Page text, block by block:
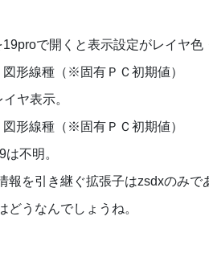
で開くと表示設定がレイヤ色
形線種（※固有ＰＣ初期値）
ヤ表示。
形線種（※固有ＰＣ初期値）
不明。
報を引き継ぐ拡張子はzsdxのみ
どうなんでしょうね。